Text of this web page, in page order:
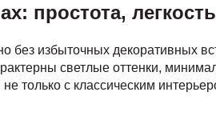
простота,
избыточных декоративных
светлые оттенки,
только с классическим